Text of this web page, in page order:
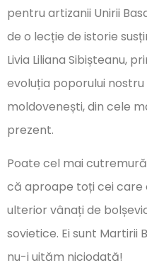
pentru artizanii Unirii
de o lecție de istorie
Livia Liliana Sibișteanu,
evoluția poporului
moldovenești, din cele
prezent.
Poate cel mai
că aproape toți cei care
ulterior vânați de
sovietice. Ei sunt Martirii
nu-i uităm niciodată!